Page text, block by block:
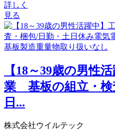
詳しく
見る
【18～39歳の男性
業 基板の組立・検
日...
株式会社ウイルテック